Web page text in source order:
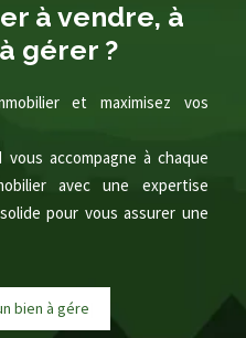
à vendre, à
gérer ?
et maximisez vos
accompagne à chaque
avec une expertise
pour vous assurer une
bien àgér|